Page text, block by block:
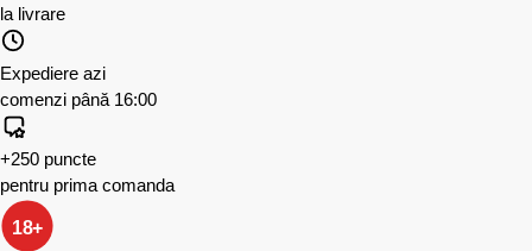
la livrare
Expediere azi
comenzi până 16:00
+250 puncte
pentru prima comanda
18+